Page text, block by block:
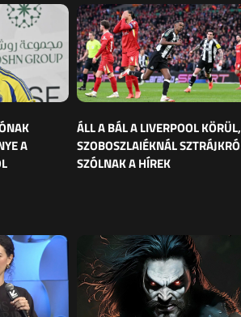
A
ÁLL A BÁL A LIVERPOOL KÖRÜL,
SZOBOSZLAIÉKNÁL
SZÓLNAK A HÍREK